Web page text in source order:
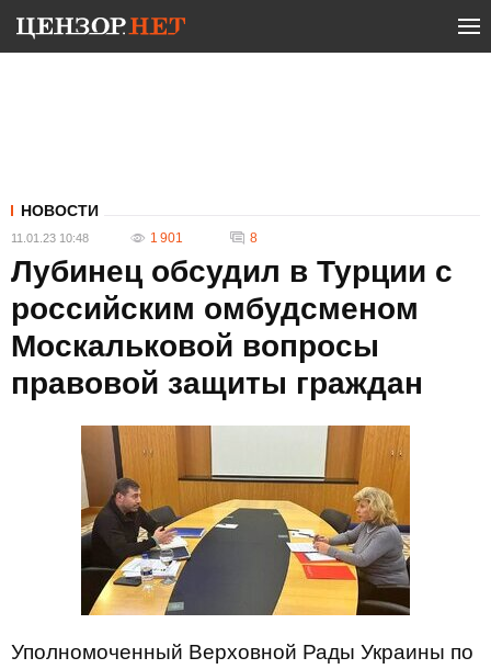
НОВОСТИ
11.01.23 10:48 1 901 8
Лубинец обсудил в Турции с
российским омбудсменом
Москальковой вопросы
правовой защиты граждан
Уполномоченный Верховной Рады Украины по